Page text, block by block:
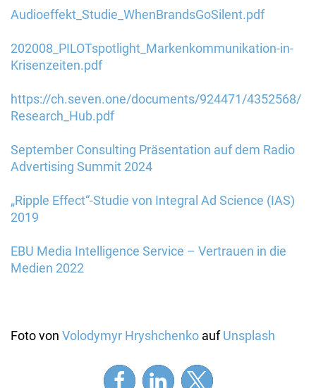
Audioeffekt_Studie_WhenBrandsGoSilent.pdf
202008_PILOTspotlight_Markenkommunikation-in-
Krisenzeiten.pdf
https://ch.seven.one/documents/924471/4352568/
Research_Hub.pdf
September Consulting Präsentation auf dem Radio
Advertising Summit 2024
„Ripple Effect“-Studie von Integral Ad Science (IAS)
2019
EBU Media Intelligence Service – Vertrauen in die
Medien 2022
Foto von Volodymyr Hryshchenko aufUnsplash